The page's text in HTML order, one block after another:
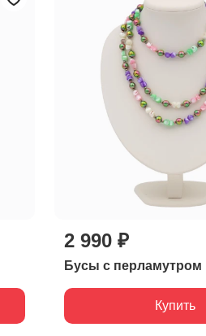
2 990 ₽
Бусы с перламутром
Купить